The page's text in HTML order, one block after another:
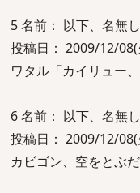
5 名前： 以下、名無
投稿日： 2009/12/
ワタル「カイリュー、
6 名前： 以下、名無
投稿日： 2009/12/
カビゴン、空をとぶだ